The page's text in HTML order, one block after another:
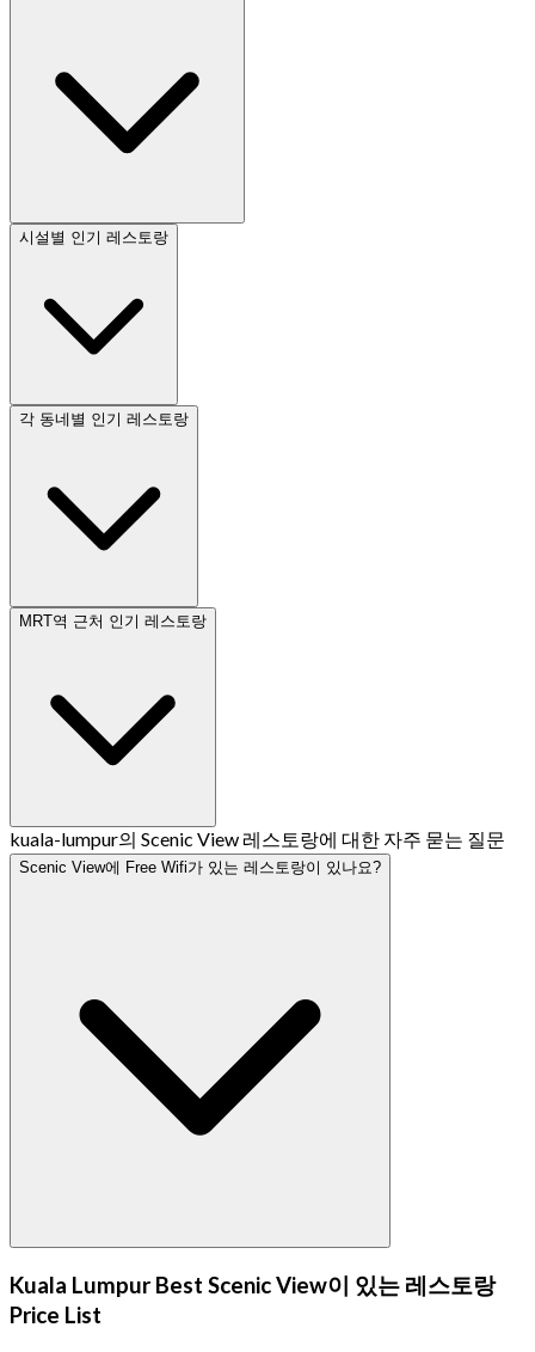
시설별 인기 레스토랑
각 동네별 인기 레스토랑
MRT역 근처 인기 레스토랑
kuala-lumpur의 Scenic View 레스토랑에 대한 자주 묻는 질문
Scenic View에 Free Wifi가 있는 레스토랑이 있나요?
Kuala Lumpur Best Scenic View이 있는 레스토랑
Price List